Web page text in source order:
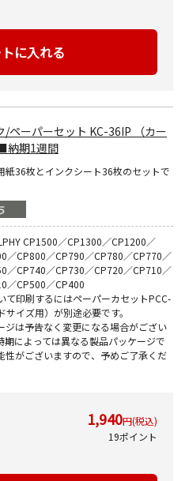
/ペーパーセット KC-36IP （カー
納期1週間
紙36枚とインクシート36枚のセットで
CP1500／CP1300／CP1200／
／CP800／CP790／CP780／CP770／
／CP740／CP730／CP720／CP710／
／CP500／CP400
印刷するにはペーパーカセットPCC-
サイズ用）が別途必要です。
ジは予告なく変更になる場合がござい
期によっては異なる製品パッケージで
性がございますので、予めご了承くだ
1,940円(税込)
19ポイント